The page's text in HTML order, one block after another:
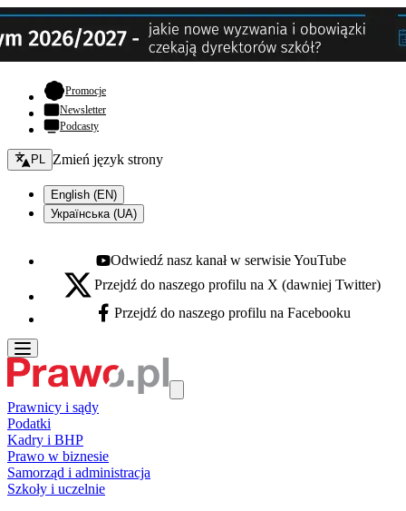
Promocje- otwiera się w nowej karcie
Newsletter
Podcasty
Zmień język - bieżący:
PL Zmień język strony
English (EN)
Українська (UA)
Youtube - otwiera się w nowej karcie
Odwiedź nasz kanał w serwisie YouTube
X - otwiera się w nowej karcie
Przejdź do naszego profilu na X (dawniej Twitter)
Facebook - otwiera się w nowej karcie
Przejdź do naszego profilu na Facebooku
Prawnicy i sądy
Podatki
Kadry i BHP
Prawo w biznesie
Samorząd i administracja
Szkoły i uczelnie